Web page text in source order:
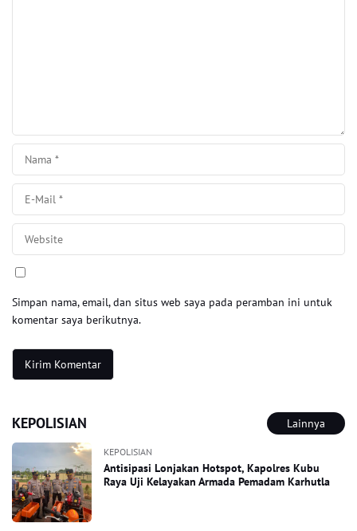
Simpan nama, email, dan situs web saya pada peramban ini untuk
komentar saya berikutnya.
KEPOLISIAN Lainnya
KEPOLISIAN
Antisipasi Lonjakan Hotspot, Kapolres Kubu
Raya Uji Kelayakan Armada Pemadam Karhutla